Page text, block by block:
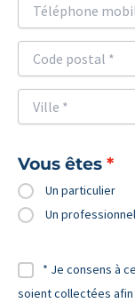
Vous êtes
Un particulier
Un professionnel
* Je consens à
soient collectées afin